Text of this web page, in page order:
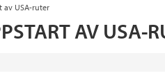
USA-ruter
AV USA-